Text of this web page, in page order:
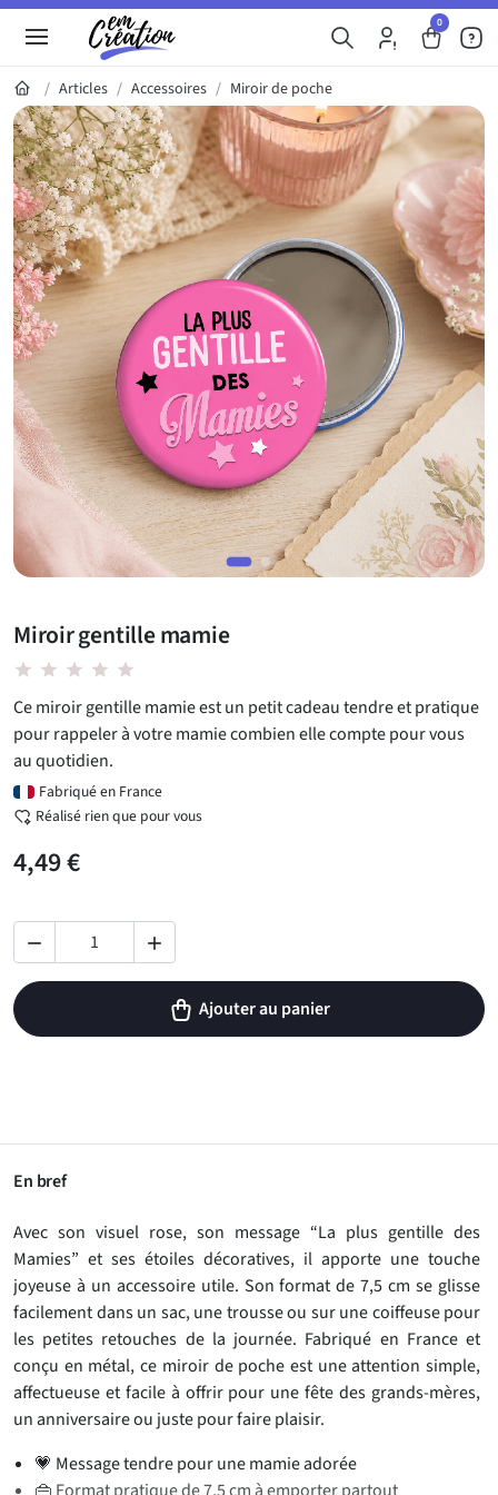
0
Articles Accessoires Miroir de poche
Galerie du produit
Miroir gentille mamie
star star star star star
Ce miroir gentille mamie est un petit cadeau tendre et pratique
pour rappeler à votre mamie combien elle compte pour vous
au quotidien.
Fabriqué en France
Réalisé rien que pour vous
4,49 €
 
Ajouter au panier
En bref
Avec son visuel rose, son message “La plus gentille des
Mamies” et ses étoiles décoratives, il apporte une touche
joyeuse à un accessoire utile. Son format de 7,5 cm se glisse
facilement dans un sac, une trousse ou sur une coiffeuse pour
les petites retouches de la journée. Fabriqué en France et
conçu en métal, ce miroir de poche est une attention simple,
affectueuse et facile à offrir pour une fête des grands-mères,
un anniversaire ou juste pour faire plaisir.
💗 Message tendre pour une mamie adorée